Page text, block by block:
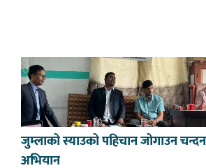
जुम्लाको स्याउको पहिचान जोगाउन
अभियान